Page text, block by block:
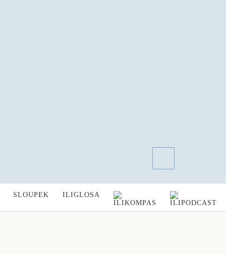
SLOUPEK ILIGLOSA